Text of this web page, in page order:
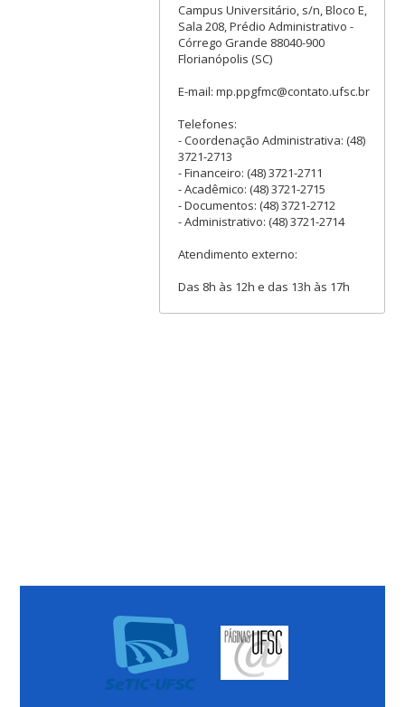
Campus Universitário, s/n, Bloco E,
Sala 208, Prédio Administrativo -
Córrego Grande 88040-900
Florianópolis (SC)
E-mail: mp.ppgfmc@contato.ufsc.br
Telefones:
- Coordenação Administrativa: (48)
3721-2713
- Financeiro: (48) 3721-2711
- Acadêmico: (48) 3721-2715
- Documentos: (48) 3721-2712
- Administrativo: (48) 3721-2714
Atendimento externo:
Das 8h às 12h e das 13h às 17h